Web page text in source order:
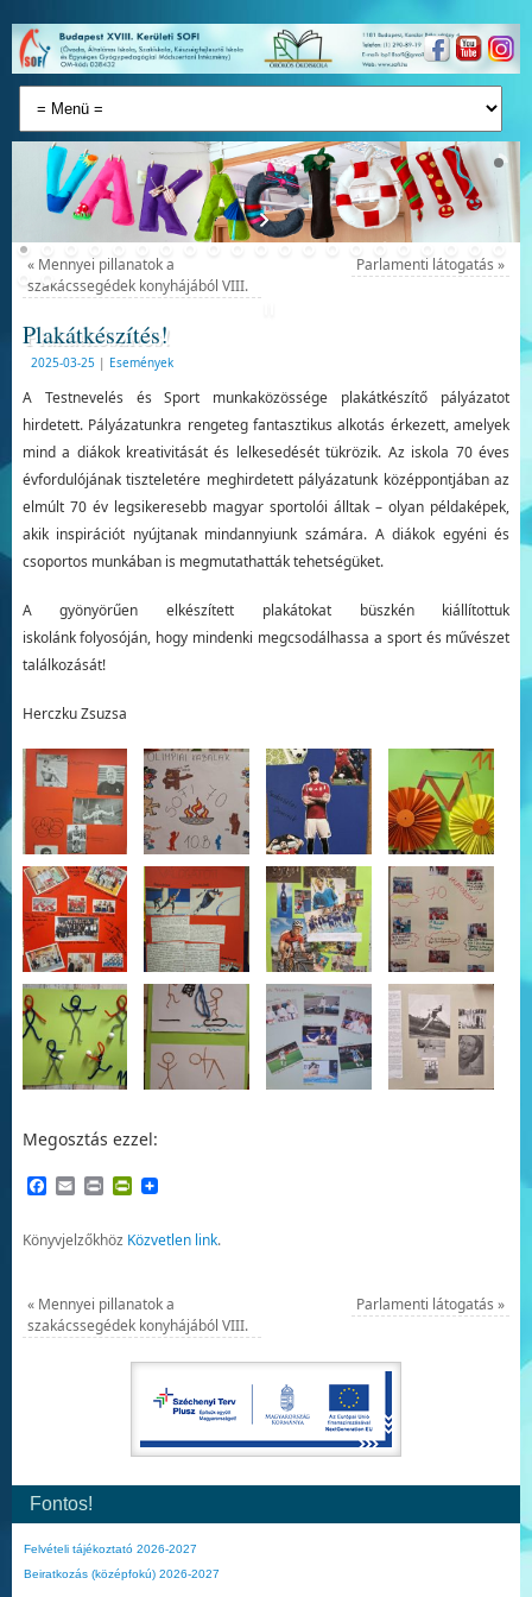
«Mennyei pillanatok a
szakácssegédek konyhájából VIII.
Parlamenti látogatás»
Plakátkészítés!
2025-03-25 | Események
A Testnevelés és Sport munkaközössége plakátkészítő pályázatot
hirdetett. Pályázatunkra rengeteg fantasztikus alkotás érkezett, amelyek
mind a diákok kreativitását és lelkesedését tükrözik. Az iskola 70 éves
évfordulójának tiszteletére meghirdetett pályázatunk középpontjában az
elmúlt 70 év legsikeresebb magyar sportolói álltak – olyan példaképek,
akik inspirációt nyújtanak mindannyiunk számára. A diákok egyéni és
csoportos munkában is megmutathatták tehetségüket.
A gyönyörűen elkészített plakátokat büszkén kiállítottuk
iskolánk folyosóján, hogy mindenki megcsodálhassa a sport és művészet
találkozását!
Herczku Zsuzsa
Megosztás ezzel:
Facebook
EmailPrintPrintFriendly
Könyvjelzőkhöz Közvetlen link.
«Mennyei pillanatok a
szakácssegédek konyhájából VIII.
Parlamenti látogatás»
Fontos!
Felvételi tájékoztató 2026-2027
Beiratkozás (középfokú) 2026-2027